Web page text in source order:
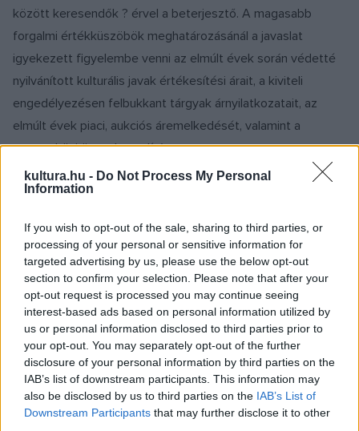
kultura.hu - Do Not Process My Personal
Information
If you wish to opt-out of the sale, sharing to third parties, or
processing of your personal or sensitive information for
targeted advertising by us, please use the below opt-out
section to confirm your selection. Please note that after your
opt-out request is processed you may continue seeing
interest-based ads based on personal information utilized by
us or personal information disclosed to third parties prior to
your opt-out. You may separately opt-out of the further
disclosure of your personal information by third parties on the
IAB’s list of downstream participants. This information may
also be disclosed by us to third parties on the IAB’s List of
Downstream Participants that may further disclose it to other
között keresendők ? érvel a beterjesztő. A magasabb
forgalmi értékküszöbök meghatározásánál a javaslat
igyekezett figyelembe venni az elmúlt évek során védetté
nyilvánított kulturális javak értékesítési árait, a kiviteli
engedélyezésen felbukkant tárgyak árnyilatkozatait, az
elmúlt évek piaci, aukciós áremelkedését, valamint a
nemzetközi összehasonlítást.
A módosító indítvány a régészeti feladatellátás jelenleg
jövőben nemcsak a megelőző régészeti feltárásokat,
hanem a nagyberuházások régészeti feladatellátását is csak
múzeumok végezhetnék, amelyek hiányzó kapacitásaik
pótlására kizárólag állami és önkormányzati fenntartású,
feltárásra jogosult intézményeket vonhatnának be az
ásatásokba. A továbbiakban a szaktevékenységek
végzésében gazdasági társaságok nem működhetnének
közre. A gazdasági társaságok a régészeti bontómunkába
lennének bevonhatók, mivel a múzeumok és a Budavári